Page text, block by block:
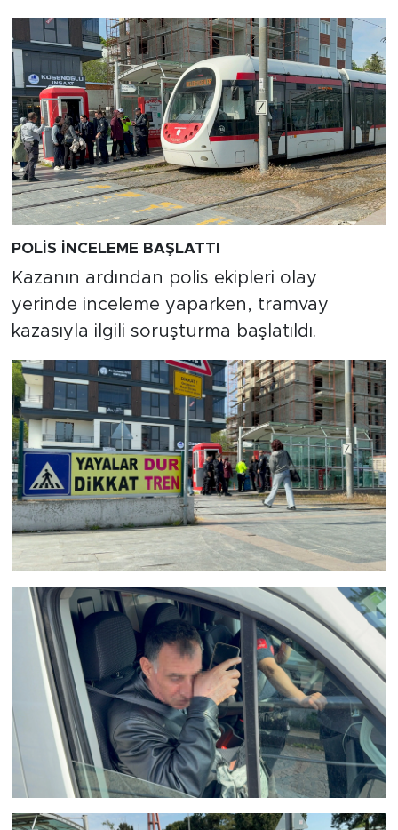
POLİS İNCELEME BAŞLATTI
Kazanın ardından polis ekipleri olay
yerinde inceleme yaparken, tramvay
kazasıyla ilgili soruşturma başlatıldı.